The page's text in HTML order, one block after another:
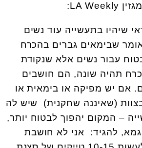
LA Weekly
:
שיהיו בתעשייה עוד נשים
שבימאים גברים בהכרח
עבור נשים אלא שנקודת
תהיה שונה, הם חושבים
אם יש מפיקה או בימאית או
(שאיננה שחקנית) שיש לה
– המקום יהפוך לבטוח יותר,
להגיד: אני לא חושבת